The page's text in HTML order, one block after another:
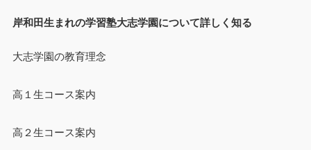
岸和田生まれの学習塾大志学園について詳しく知る
大志学園の教育理念
高１生コース案内
高２生コース案内